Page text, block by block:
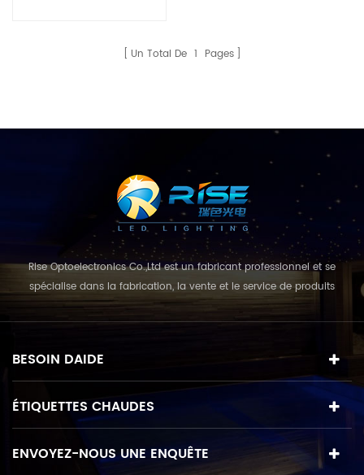
Un Total De 1 Pages
Rise Optoelectronics Co.,Ltd est un fabricant professionnel et se
spécialise dans la fabrication, la vente et le service de produits
d'éclairage à DEL, avec un large assortiment d'unités d'éclairage à
usage résidentiel, commercial et terrestre. avec le concept
BESOIN DAIDE
ÉTIQUETTES CHAUDES
ENVOYEZ-NOUS UNE ENQUÊTE